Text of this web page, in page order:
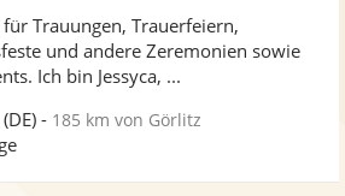
für Trauungen, Trauerfeiern,
und andere Zeremonien sowie
Ich bin Jessyca, ...
(DE) - 185 km von Görlitz